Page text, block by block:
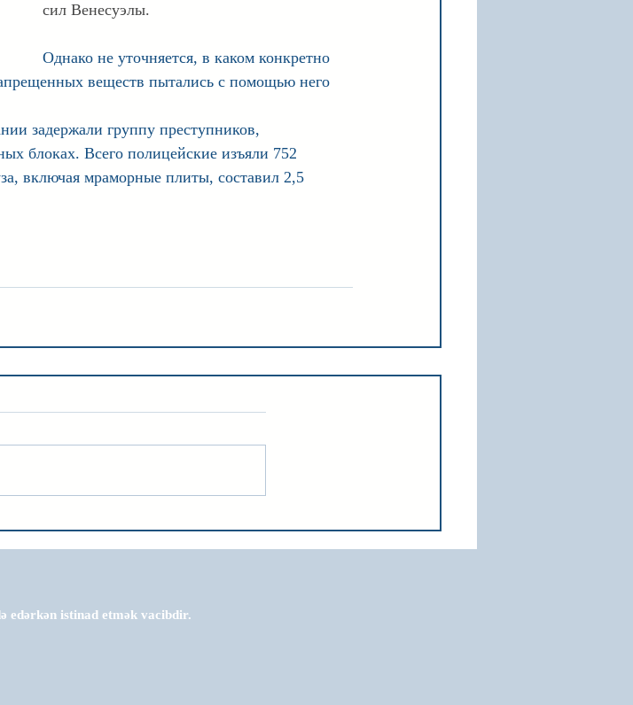
сил Венесуэлы.
Однако не уточняется, в каком конкретно
веществ пытались с помощью него
задержали группу преступников,
блоках. Всего полицейские изъяли 752
включая мраморные плиты, составил 2,5
edərkən istinad etmək vacibdir.